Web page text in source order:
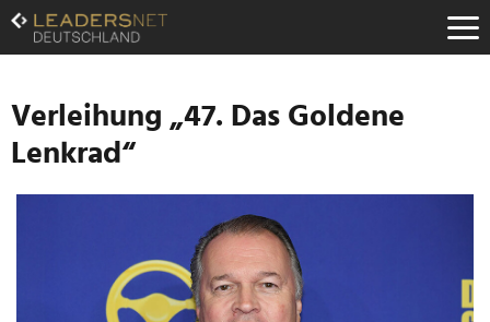
Zum
Inhalt
Zur
Navigation
Zur
Hauptnavigation
Verleihung „47. Das Goldene
Lenkrad“